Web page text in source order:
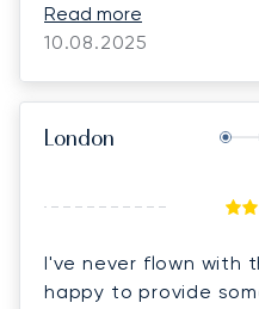
brilliant service !
Read more
10.08.2025
London
I've never flown with
happy to provide some